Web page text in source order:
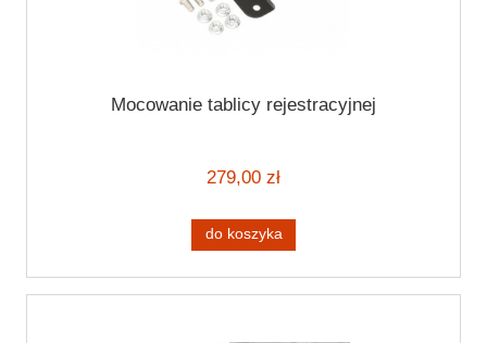
Mocowanie tablicy rejestracyjnej
279,00 zł
do koszyka